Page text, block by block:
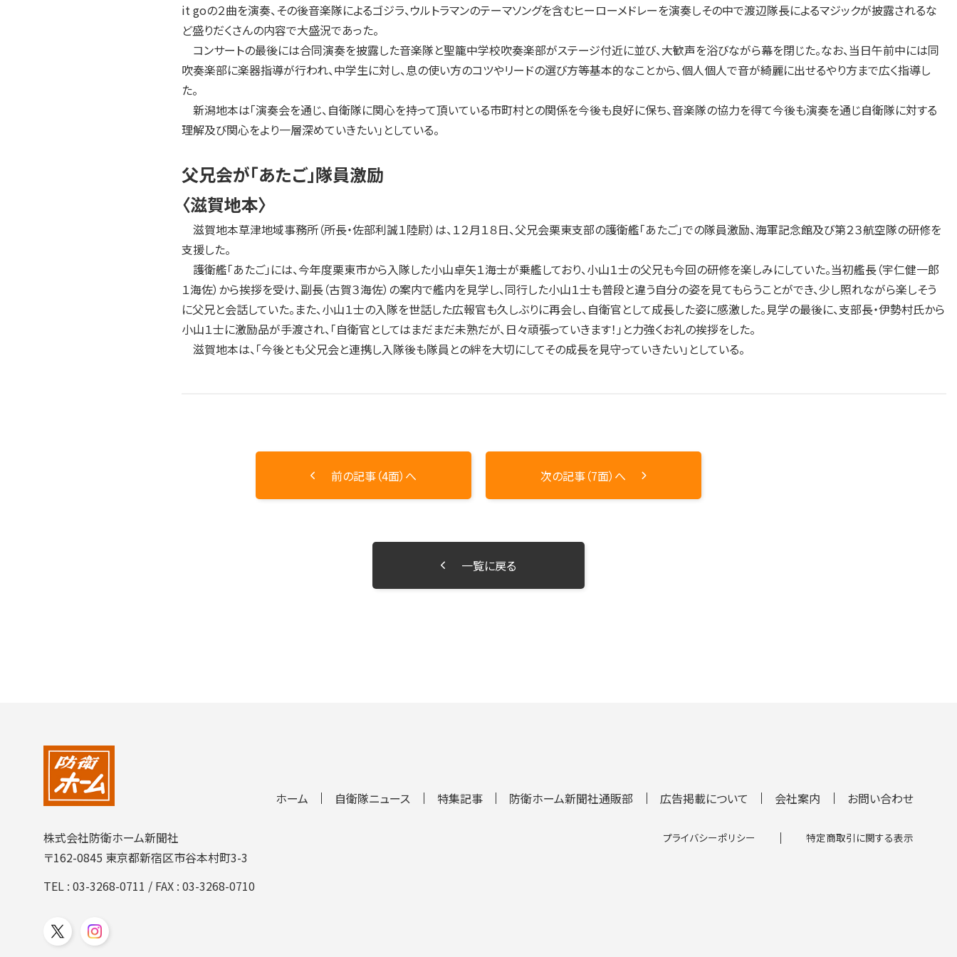
it goの２曲を演奏、その後音楽隊によるゴジラ、ウルトラマンのテーマソングを含むヒーローメドレーを演奏しその中で渡辺隊長によるマジックが披露されるな
ど盛りだくさんの内容で大盛況であった。
コンサートの最後には合同演奏を披露した音楽隊と聖籠中学校吹奏楽部がステージ付近に並び、大歓声を浴びながら幕を閉じた。なお、当日午前中には同
吹奏楽部に楽器指導が行われ、中学生に対し、息の使い方のコツやリードの選び方等基本的なことから、個人個人で音が綺麗に出せるやり方まで広く指導し
た。
新潟地本は「演奏会を通じ、自衛隊に関心を持って頂いている市町村との関係を今後も良好に保ち、音楽隊の協力を得て今後も演奏を通じ自衛隊に対する
理解及び関心をより一層深めていきたい」としている。
父兄会が「あたご」隊員激励
〈滋賀地本〉
滋賀地本草津地域事務所（所長・佐部利誠１陸尉）は、１２月１８日、父兄会栗東支部の護衛艦「あたご」での隊員激励、海軍記念館及び第２３航空隊の研修を
支援した。
護衛艦「あたご」には、今年度栗東市から入隊した小山卓矢１海士が乗艦しており、小山１士の父兄も今回の研修を楽しみにしていた。当初艦長（宇仁健一郎
１海佐）から挨拶を受け、副長（古賀３海佐）の案内で艦内を見学し、同行した小山１士も普段と違う自分の姿を見てもらうことができ、少し照れながら楽しそう
に父兄と会話していた。また、小山１士の入隊を世話した広報官も久しぶりに再会し、自衛官として成長した姿に感激した。見学の最後に、支部長・伊勢村氏から
小山１士に激励品が手渡され、「自衛官としてはまだまだ未熟だが、日々頑張っていきます！」と力強くお礼の挨拶をした。
滋賀地本は、「今後とも父兄会と連携し入隊後も隊員との絆を大切にしてその成長を見守っていきたい」としている。
前の記事（4面）へ 次の記事（7面）へ
一覧に戻る
株式会社防衛ホーム新聞社
〒162-0845 東京都新宿区市谷本村町3-3
TEL :03-3268-0711 / FAX : 03-3268-0710
ホーム 自衛隊ニュース 特集記事 防衛ホーム新聞社通販部 広告掲載について 会社案内 お問い合わせ
プライバシーポリシー 特定商取引に関する表示